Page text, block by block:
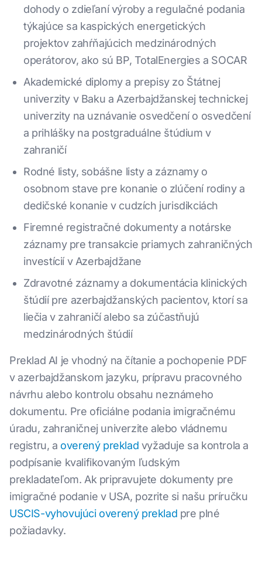
dohody o zdieľaní výroby a regulačné podania
týkajúce sa kaspických energetických
projektov zahŕňajúcich medzinárodných
operátorov, ako sú BP, TotalEnergies a SOCAR
Akademické diplomy a prepisy zo Štátnej
univerzity v Baku a Azerbajdžanskej technickej
univerzity na uznávanie osvedčení o osvedčení
a prihlášky na postgraduálne štúdium v
zahraničí
Rodné listy, sobášne listy a záznamy o
osobnom stave pre konanie o zlúčení rodiny a
dedičské konanie v cudzích jurisdikciách
Firemné registračné dokumenty a notárske
záznamy pre transakcie priamych zahraničných
investícií v Azerbajdžane
Zdravotné záznamy a dokumentácia klinických
štúdií pre azerbajdžanských pacientov, ktorí sa
liečia v zahraničí alebo sa zúčastňujú
medzinárodných štúdií
Preklad AI je vhodný na čítanie a pochopenie PDF
v azerbajdžanskom jazyku, prípravu pracovného
návrhu alebo kontrolu obsahu neznámeho
dokumentu. Pre oficiálne podania imigračnému
úradu, zahraničnej univerzite alebo vládnemu
registru, a overený preklad vyžaduje sa kontrola a
podpísanie kvalifikovaným ľudským
prekladateľom. Ak pripravujete dokumenty pre
imigračné podanie v USA, pozrite si našu príručku
USCIS-vyhovujúci overený preklad pre plné
požiadavky.